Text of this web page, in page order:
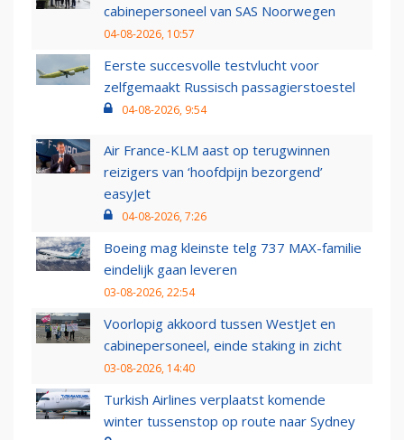
cabinepersoneel van SAS Noorwegen
04-08-2026, 10:57
Eerste succesvolle testvlucht voor
zelfgemaakt Russisch passagierstoestel
04-08-2026, 9:54
Air France-KLM aast op terugwinnen
reizigers van ‘hoofdpijn bezorgend’
easyJet
04-08-2026, 7:26
Boeing mag kleinste telg 737 MAX-familie
eindelijk gaan leveren
03-08-2026, 22:54
Voorlopig akkoord tussen WestJet en
cabinepersoneel, einde staking in zicht
03-08-2026, 14:40
Turkish Airlines verplaatst komende
winter tussenstop op route naar Sydney